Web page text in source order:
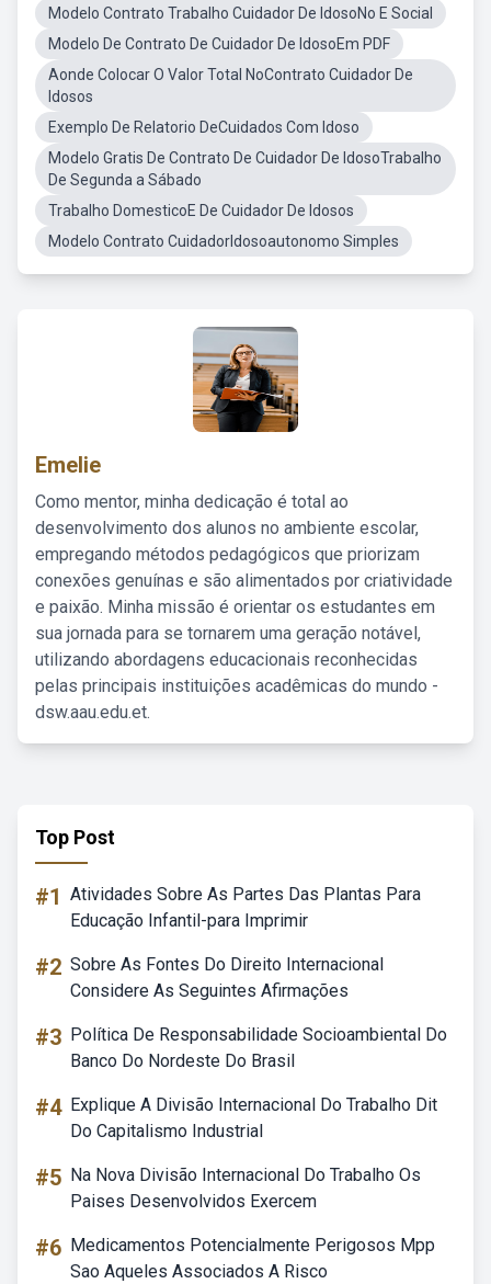
Modelo Contrato Trabalho Cuidador De IdosoNo E Social
Modelo De Contrato De Cuidador De IdosoEm PDF
Aonde Colocar O Valor Total NoContrato Cuidador De
Idosos
Exemplo De Relatorio DeCuidados Com Idoso
Modelo Gratis De Contrato De Cuidador De IdosoTrabalho
De Segunda a Sábado
Trabalho DomesticoE De Cuidador De Idosos
Modelo Contrato CuidadorIdosoautonomo Simples
Emelie
Como mentor, minha dedicação é total ao
desenvolvimento dos alunos no ambiente escolar,
empregando métodos pedagógicos que priorizam
conexões genuínas e são alimentados por criatividade
e paixão. Minha missão é orientar os estudantes em
sua jornada para se tornarem uma geração notável,
utilizando abordagens educacionais reconhecidas
pelas principais instituições acadêmicas do mundo -
dsw.aau.edu.et.
Top Post
#1 Atividades Sobre As Partes Das Plantas Para
Educação Infantil-para Imprimir
#2 Sobre As Fontes Do Direito Internacional
Considere As Seguintes Afirmações
#3 Política De Responsabilidade Socioambiental Do
Banco Do Nordeste Do Brasil
#4 Explique A Divisão Internacional Do Trabalho Dit
Do Capitalismo Industrial
#5 Na Nova Divisão Internacional Do Trabalho Os
Paises Desenvolvidos Exercem
#6 Medicamentos Potencialmente Perigosos Mpp
Sao Aqueles Associados A Risco